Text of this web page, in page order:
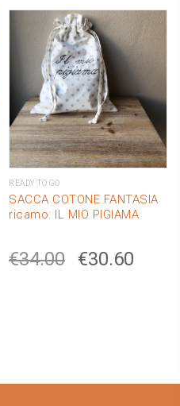
READY TO GO
SACCA COTONE FANTASIA
ricamo: IL MIO PIGIAMA
€34.00 €30.60